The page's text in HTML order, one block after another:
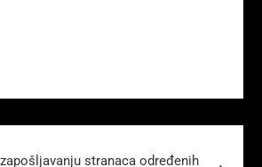
stranaca određenih